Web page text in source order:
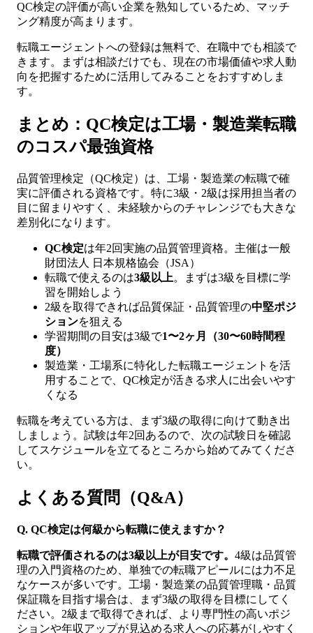
QC検定の評価が高い企業を熟知しているため、マッチ
ング精度が高まります。
転職エージェントへの登録は無料で、在職中でも相談で
きます。まずは相談だけでも、現在の市場価値や求人動
向を把握するために活用してみることをおすすめしま
す。
まとめ：QC検定は工場・製造業転職
のコスパ最強資格
品質管理検定（QC検定）は、工場・製造業の転職で確
実に評価される資格です。特に3級・2級は採用担当者の
目に留まりやすく、未経験からのチャレンジでも大きな
差別化になります。
QC検定は年2回実施の品質管理資格。主催は一般
財団法人 日本規格協会（JSA）
転職で使えるのは3級以上。まずは3級を目標に学
習を開始しよう
2級を取得できれば品質保証・品質管理の中堅ポジ
ションを狙える
学習期間の目安は3級で1〜2ヶ月（30〜60時間程
度）
製造業・工場系に特化した転職エージェントを活
用することで、QC検定が活きる求人に出会いやす
くなる
転職を考えている方は、まず3級の取得に向けて動き出
しましょう。試験は年2回あるので、次の試験日を確認
してスケジュールを立てるところから始めてみてくださ
い。
よくある質問（Q&A）
Q. QC検定は何級から転職に使えますか？
転職で評価されるのは3級以上が目安です。 4級は品質管
理の入門資格のため、単独での転職アピールには力不足
なケースが多いです。工場・製造業の品質管理職・品質
保証職を目指す場合は、まず3級の取得を目標にしてく
ださい。2級まで取得できれば、より専門性の高いポジ
ションや年収アップが見込める求人への応募がしやすく